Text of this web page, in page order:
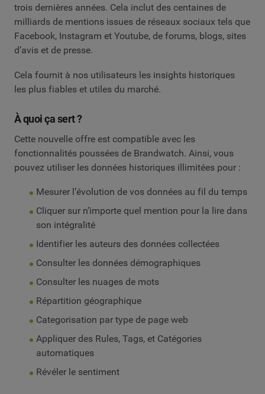
trois dernières années. Cela inclut des centaines de
milliards de mentions issues de réseaux sociaux tels que
Facebook, Instagram et Youtube, de forums, blogs, sites
d’avis et de presse.
Cela fournit à nos utilisateurs les insights historiques
les plus fiables et utiles du marché.
À quoi ça sert ?
Cette nouvelle offre est compatible avec les
fonctionnalités poussées de Brandwatch. Ainsi, vous
pouvez utiliser les données historiques illimitées pour :
Mesurer l’évolution de vos données au fil du temps
Cliquer sur n’importe quel mention pour la lire dans
son intégralité
Identifier les auteurs des données collectées
Consulter les données démographiques
Consulter les nuages de mots
Répartition géographique
Categorisation par type de page web
Appliquer des Rules, Tags, et Catégories
automatiques
Révéler le sentiment